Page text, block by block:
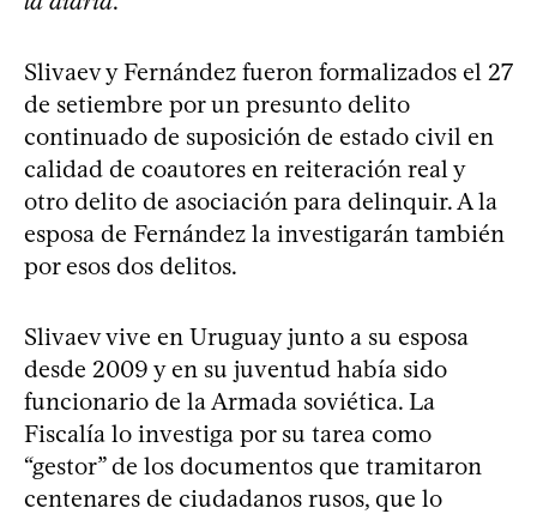
Slivaev y Fernández fueron formalizados el 27
de setiembre por un presunto delito
continuado de suposición de estado civil en
calidad de coautores en reiteración real y
otro delito de asociación para delinquir. A la
esposa de Fernández la investigarán también
por esos dos delitos.
Slivaev vive en Uruguay junto a su esposa
desde 2009 y en su juventud había sido
funcionario de la Armada soviética. La
Fiscalía lo investiga por su tarea como
“gestor” de los documentos que tramitaron
centenares de ciudadanos rusos, que lo